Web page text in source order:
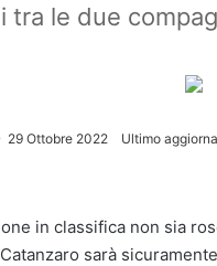
tra le due
29 Ottobre 2022 Ultimo
in classifica non sia
sarà